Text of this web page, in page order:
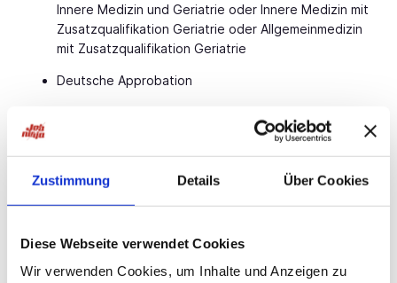
Zustimmung Details Über Cookies
Diese Webseite verwendet Cookies
Wir verwenden Cookies, um Inhalte und Anzeigen zu
Innere Medizin und Geriatrie oder Innere Medizin mit
Zusatzqualifikation Geriatrie oder Allgemeinmedizin
mit Zusatzqualifikation Geriatrie
Deutsche Approbation
Kommunikations-, Team- und Kooperationsfähigkeit
Verantwortungsbewusstsein, Engagement und
freundlicher, aufgeschlossener Umgang mit
Patienten und deren Angehörigen